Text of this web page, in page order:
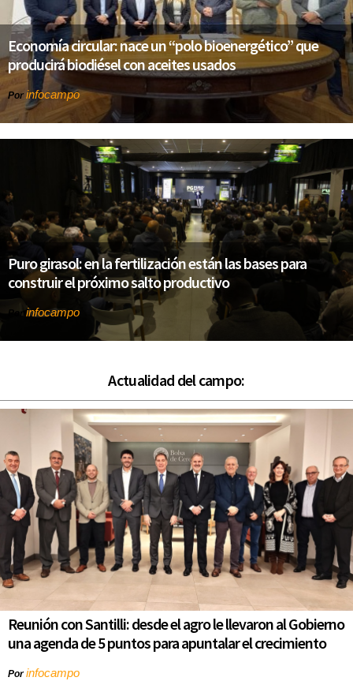
Economía circular: nace un “polo bioenergético” que
producirá biodiésel con aceites usados
Por infocampo
Puro girasol: en la fertilización están las bases para
construir el próximo salto productivo
Por infocampo
Actualidad del campo:
Reunión con Santilli: desde el agro le llevaron al Gobierno
una agenda de 5 puntos para apuntalar el crecimiento
Porinfocampo